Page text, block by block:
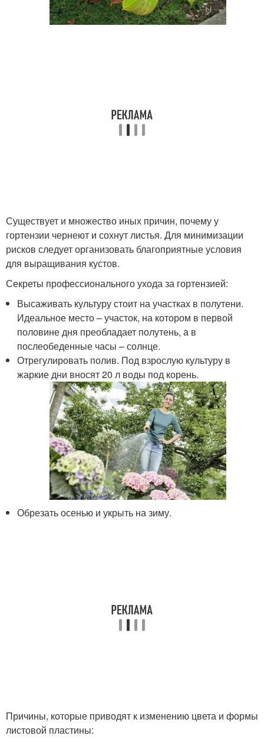
Существует и множество иных причин, почему у
гортензии чернеют и сохнут листья. Для минимизации
рисков следует организовать благоприятные условия
для выращивания кустов.
Секреты профессионального ухода за гортензией:
Высаживать культуру стоит на участках в полутени.
Идеальное место – участок, на котором в первой
половине дня преобладает полутень, а в
послеобеденные часы – солнце.
Отрегулировать полив. Под взрослую культуру в
жаркие дни вносят 20 л воды под корень.
Обрезать осенью и укрыть на зиму.
Причины, которые приводят к изменению цвета и формы
листовой пластины: